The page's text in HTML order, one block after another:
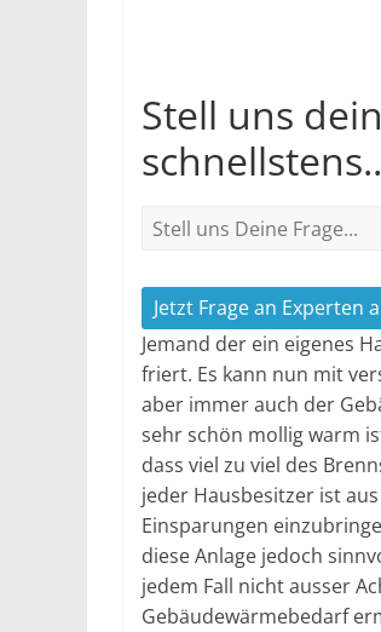
Stell uns
Jetzt Frage an Experten
Jemand der ein eigenes
friert. Es kann nun mit
aber immer auch der
sehr schön mollig warm
dass viel zu viel des
jeder Hausbesitzer ist
Einsparungen
diese Anlage jedoch
jedem Fall nicht ausser
Gebäudewärmebedarf